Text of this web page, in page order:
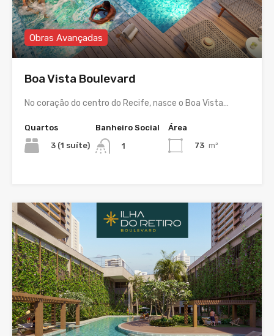
Obras Avançadas
Boa Vista Boulevard
No coração do centro do Recife, nasce o Boa Vista…
Quartos
3 (1 suíte)
Banheiro Social
1
Área
73 m²